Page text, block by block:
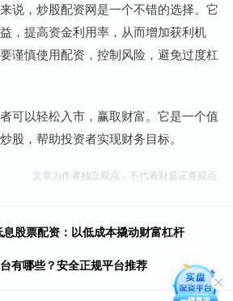
说，炒股配资网是一个不错的选择。它
，提高资金利用率，从而增加获利机
谨慎使用配资，控制风险，避免过度杠
可以轻松入市，赢取财富。它是一个值
股，帮助投资者实现财务目标。
文章为作者独立观点，不代表财盛证券观点
股票配资：以低成本撬动财富杠杆
有哪些？安全正规平台推荐